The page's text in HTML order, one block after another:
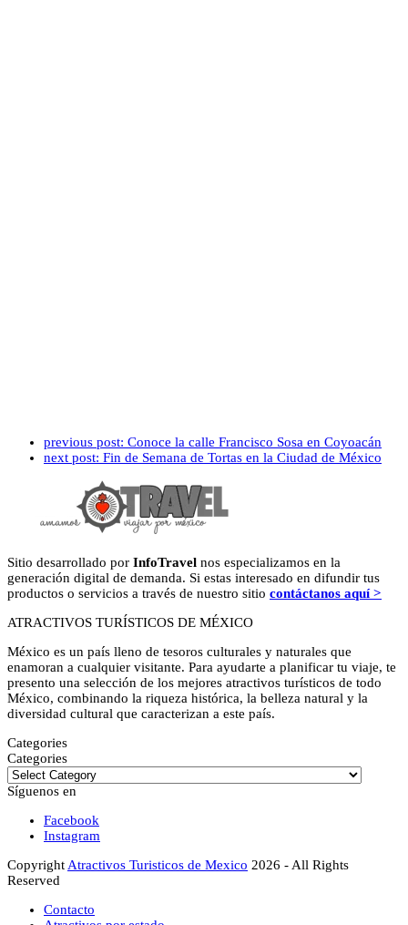
previous post: Conoce la calle Francisco Sosa en Coyoacán
next post: Fin de Semana de Tortas en la Ciudad de México
Sitio desarrollado por InfoTravel nos especializamos en la
generación digital de demanda. Si estas interesado en difundir tus
productos o servicios a través de nuestro sitio contáctanos aquí >
ATRACTIVOS TURÍSTICOS DE MÉXICO
México es un país lleno de tesoros culturales y naturales que
enamoran a cualquier visitante. Para ayudarte a planificar tu viaje, te
presento una selección de los mejores atractivos turísticos de todo
México, combinando la riqueza histórica, la belleza natural y la
diversidad cultural que caracterizan a este país.
Categories
Categories
Síguenos en
Facebook
Instagram
CopyrightAtractivos Turisticos de Mexico 2026 - All Rights
Reserved
Contacto